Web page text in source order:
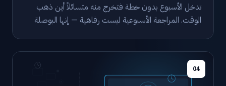
تدخل الأسبوع بدون خطة فتخرج منه متسائلاً أين ذهب
الوقت. المراجعة الأسبوعية ليست رفاهية — إنها البوصلة
04